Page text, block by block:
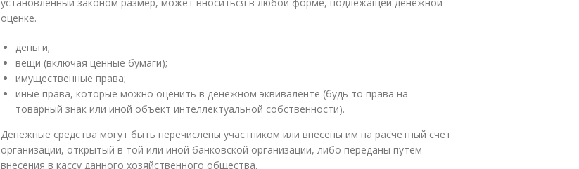
оценке.
деньги;
вещи (включая ценные бумаги);
имущественные права;
иные права, которые можно оценить в денежном эквиваленте (будь то права на
товарный знак или иной объект интеллектуальной собственности).
Денежные средства могут быть перечислены участником или внесены им на расчетный счет
организации, открытый в той или иной банковской организации, либо переданы путем
внесения в кассу данного хозяйственного общества.